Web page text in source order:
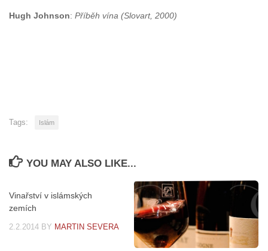
Hugh Johnson: Příběh vína (Slovart, 2000)
Tags: Islám
YOU MAY ALSO LIKE...
Vinařství v islámských
zemích
2.2.2014 BY MARTIN SEVERA